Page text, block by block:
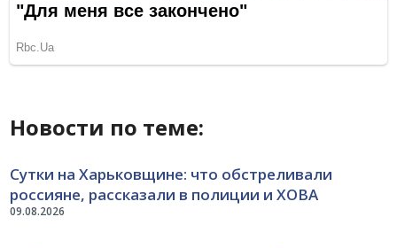
Новости по теме:
09.08.2026
Сутки на Харьковщине: что обстреливали
россияне, рассказали в полиции и ХОВА